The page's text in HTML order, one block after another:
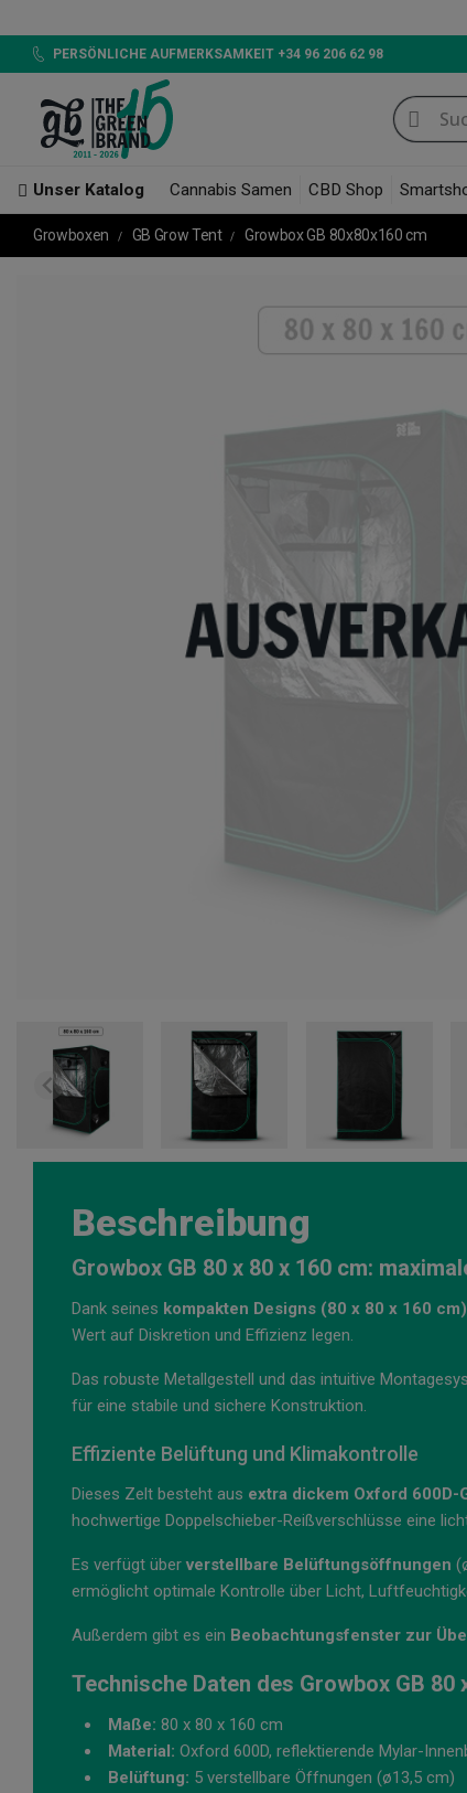
LED 720W
PERSÖNLICHE AUFMERKSAMKEIT +34 96 206 62 98
Unser Katalog Cannabis Samen CBD Shop
Growboxen GB Grow Tent Growbox GB 80x80x160 cm
Beschreibung
Growbox GB 80 x 80 x 160 cm:
Dank seines kompakten Designs (80 x 80 x 160 cm)
Wert auf Diskretion und Effizienz legen.
Das robuste Metallgestell und das intuitive
für eine stabile und sichere Konstruktion.
Effiziente Belüftung und Klimakontrolle
Dieses Zelt besteht aus extra dickem Oxford 600D-
hochwertige Doppelschieber-Reißverschlüsse eine
Es verfügt über verstellbare Belüftungsöffnungen
ermöglicht optimale Kontrolle über Licht,
Außerdem gibt es ein Beobachtungsfenster zur
Technische Daten des Growbox GB 80
Maße: 80 x 80 x 160 cm
Material: Oxford 600D, reflektierende Mylar-
Belüftung: 5 verstellbare Öffnungen (ø13,5 cm)